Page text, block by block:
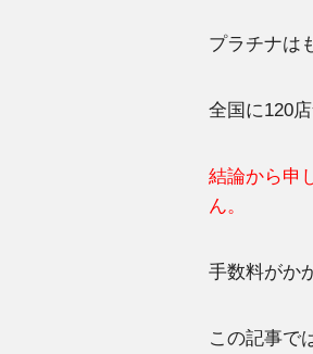
プラチナは
全国に120
結論から申
ん。
手数料がか
この記事で